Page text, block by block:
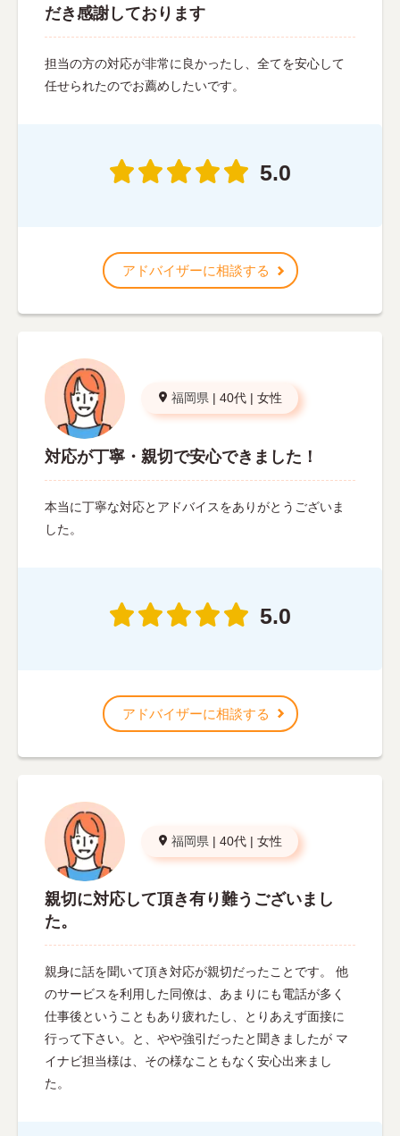
だき感謝しております
担当の方の対応が非常に良かったし、全てを安心して
任せられたのでお薦めしたいです。
5.0
アドバイザーに相談する
福岡県 | 40代 | 女性
対応が丁寧・親切で安心できました！
本当に丁寧な対応とアドバイスをありがとうございま
した。
5.0
アドバイザーに相談する
福岡県 | 40代 | 女性
親切に対応して頂き有り難うございまし
た。
親身に話を聞いて頂き対応が親切だったことです。 他
のサービスを利用した同僚は、あまりにも電話が多く
仕事後ということもあり疲れたし、とりあえず面接に
行って下さい。と、やや強引だったと聞きましたが マ
イナビ担当様は、その様なこともなく安心出来まし
た。